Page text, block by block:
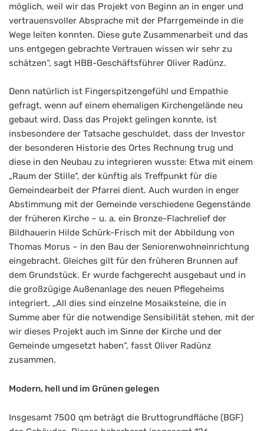
möglich, weil wir das Projekt von Beginn an in enger und
vertrauensvoller Absprache mit der Pfarrgemeinde in die
Wege leiten konnten. Diese gute Zusammenarbeit und das
uns entgegen gebrachte Vertrauen wissen wir sehr zu
schätzen“, sagt HBB-Geschäftsführer Oliver Radünz.
Denn natürlich ist Fingerspitzengefühl und Empathie
gefragt, wenn auf einem ehemaligen Kirchengelände neu
gebaut wird. Dass das Projekt gelingen konnte, ist
insbesondere der Tatsache geschuldet, dass der Investor
der besonderen Historie des Ortes Rechnung trug und
diese in den Neubau zu integrieren wusste: Etwa mit einem
„Raum der Stille“, der künftig als Treffpunkt für die
Gemeindearbeit der Pfarrei dient. Auch wurden in enger
Abstimmung mit der Gemeinde verschiedene Gegenstände
der früheren Kirche – u. a. ein Bronze-Flachrelief der
Bildhauerin Hilde Schürk-Frisch mit der Abbildung von
Thomas Morus – in den Bau der Seniorenwohneinrichtung
eingebracht. Gleiches gilt für den früheren Brunnen auf
dem Grundstück. Er wurde fachgerecht ausgebaut und in
die großzügige Außenanlage des neuen Pflegeheims
integriert. „All dies sind einzelne Mosaiksteine, die in
Summe aber für die notwendige Sensibilität stehen, mit der
wir dieses Projekt auch im Sinne der Kirche und der
Gemeinde umgesetzt haben“, fasst Oliver Radünz
zusammen.
Modern, hell und im Grünen gelegen
Insgesamt 7500 qm beträgt die Bruttogrundfläche (BGF)